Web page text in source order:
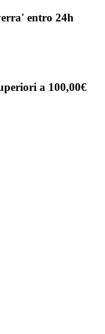
entro 24h
a 100,00€